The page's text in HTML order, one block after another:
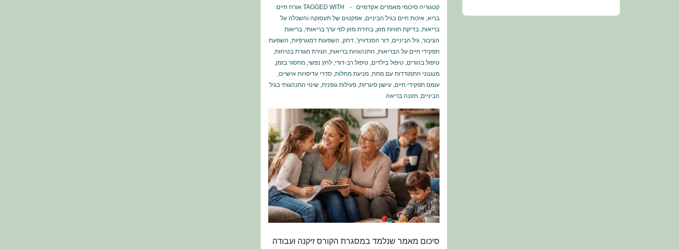
קטגוריה סיכומי מאמרים אקדמיים TAGGED WITH אורח חיים
בריא, איכות חיים בגיל הביניים, אפקטים של תעסוקה והשכלה על
בריאות, בדיקת תוויות מזון, בחירת מזון לפי ערך בריאותי, בריאות
הציבור, גיל הביניים, דור הסנדוויץ', דחק, השפעות דמוגרפיות, השפעת
תפקידי חיים על הבריאות, התנהגויות בריאות, חגירת חגורת בטיחות,
טיפול בהורים, טיפול בילדים, טיפול רב-דורי, לחץ נפשי, מחסור בזמן,
מנגנוני התמודדות עם מתח, מניעת מחלות, סדרי עדיפויות אישיים,
עומס תפקידי חיים, עישון סיגריות, פעילות גופנית, שינוי התנהגותי בגיל
הביניים, תזונה בריאה
סיכום מאמר שנלמד במסגרת הקורס זיקנה ועבודה